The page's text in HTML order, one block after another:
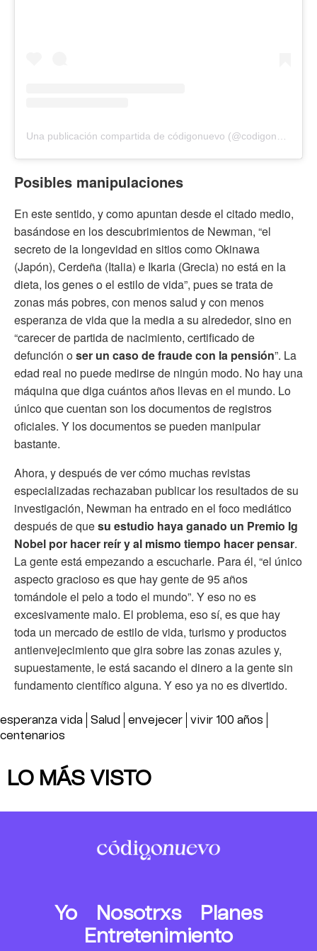
Posibles manipulaciones
En este sentido, y como apuntan desde el citado medio,
basándose en los descubrimientos de Newman, “el
secreto de la longevidad en sitios como Okinawa
(Japón), Cerdeña (Italia) e Ikaria (Grecia) no está en la
dieta, los genes o el estilo de vida”, pues se trata de
zonas más pobres, con menos salud y con menos
esperanza de vida que la media a su alrededor, sino en
“carecer de partida de nacimiento, certificado de
defunción oser un caso de fraude con la pensión”. La
edad real no puede medirse de ningún modo. No hay una
máquina que diga cuántos años llevas en el mundo. Lo
único que cuentan son los documentos de registros
oficiales. Y los documentos se pueden manipular
bastante.
Ahora, y después de ver cómo muchas revistas
especializadas rechazaban publicar los resultados de su
investigación, Newman ha entrado en el foco mediático
después de quesu estudio haya ganado un Premio Ig
Nobel por hacer reír y al mismo tiempo hacer pensar.
La gente está empezando a escucharle. Para él, “el único
aspecto gracioso es que hay gente de 95 años
tomándole el pelo a todo el mundo”. Y eso no es
excesivamente malo. El problema, eso sí, es que hay
toda un mercado de estilo de vida, turismo y productos
antienvejecimiento que gira sobre las zonas azules y,
supuestamente, le está sacando el dinero a la gente sin
fundamento científico alguna. Y eso ya no es divertido.
esperanza vida Salud envejecer
vivir 100 años
centenarios
LO MÁS VISTO
Yo Nosotrxs
Planes
Entretenimiento